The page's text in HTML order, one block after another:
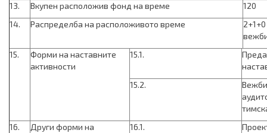
13.
Вкупен расположив фонд на време
120
14.
Распределба на расположивото време
15.
Форми на наставните
активности
15.1.
15.2.
16.
Други форми на
16.1.